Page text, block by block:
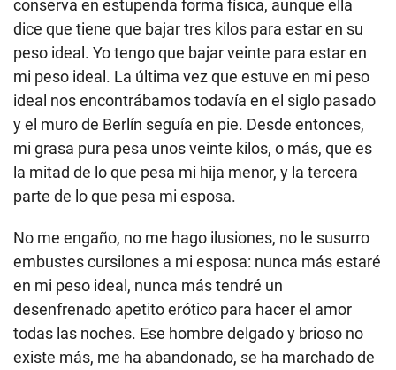
conserva en estupenda forma física, aunque ella
dice que tiene que bajar tres kilos para estar en su
peso ideal. Yo tengo que bajar veinte para estar en
mi peso ideal. La última vez que estuve en mi peso
ideal nos encontrábamos todavía en el siglo pasado
y el muro de Berlín seguía en pie. Desde entonces,
mi grasa pura pesa unos veinte kilos, o más, que es
la mitad de lo que pesa mi hija menor, y la tercera
parte de lo que pesa mi esposa.
No me engaño, no me hago ilusiones, no le susurro
embustes cursilones a mi esposa: nunca más estaré
en mi peso ideal, nunca más tendré un
desenfrenado apetito erótico para hacer el amor
todas las noches. Ese hombre delgado y brioso no
existe más, me ha abandonado, se ha marchado de